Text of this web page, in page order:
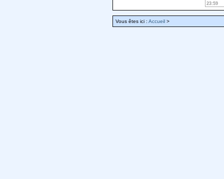
23:59
Vous êtes ici : Accueil >